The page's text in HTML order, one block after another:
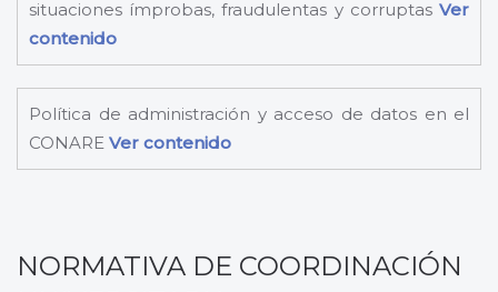
situaciones ímprobas, fraudulentas y corruptasVer
contenido
Política de administración y acceso de datos en el
CONARE Ver contenido
NORMATIVA DE COORDINACIÓN